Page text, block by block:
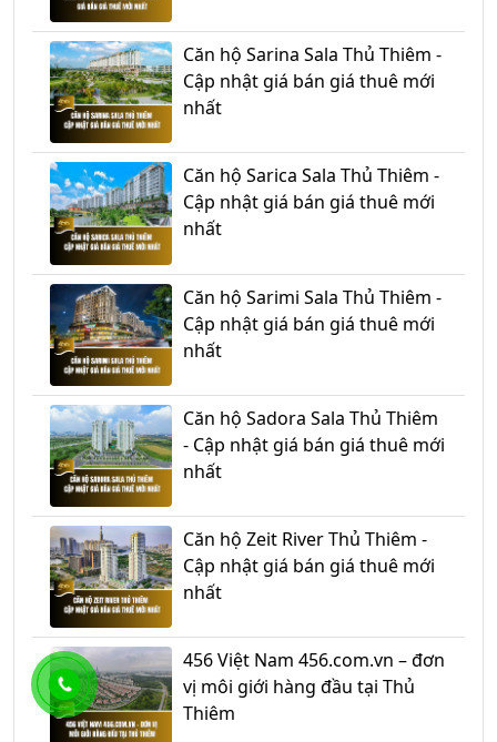
Căn hộ Sarina Sala Thủ Thiêm -
Cập nhật giá bán giá thuê mới
nhất
Căn hộ Sarica Sala Thủ Thiêm -
Cập nhật giá bán giá thuê mới
nhất
Căn hộ Sarimi Sala Thủ Thiêm -
Cập nhật giá bán giá thuê mới
nhất
Căn hộ Sadora Sala Thủ Thiêm
- Cập nhật giá bán giá thuê mới
nhất
Căn hộ Zeit River Thủ Thiêm -
Cập nhật giá bán giá thuê mới
nhất
456 Việt Nam 456.com.vn – đơn
vị môi giới hàng đầu tại Thủ
Thiêm